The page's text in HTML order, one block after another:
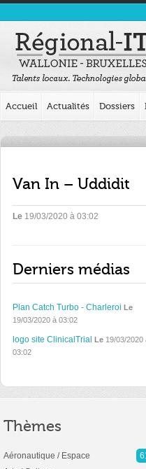
Accueil Actualités Dossiers
Van In – Uddidit
Le 19/03/2020 à 03:02
Derniers médias
Plan Catch Turbo - Charleroi Le
19/03/2020 à 03:02
logo site ClinicalTrial Le 19/03/2020
03:02
Thèmes
Aéronautique / Espace